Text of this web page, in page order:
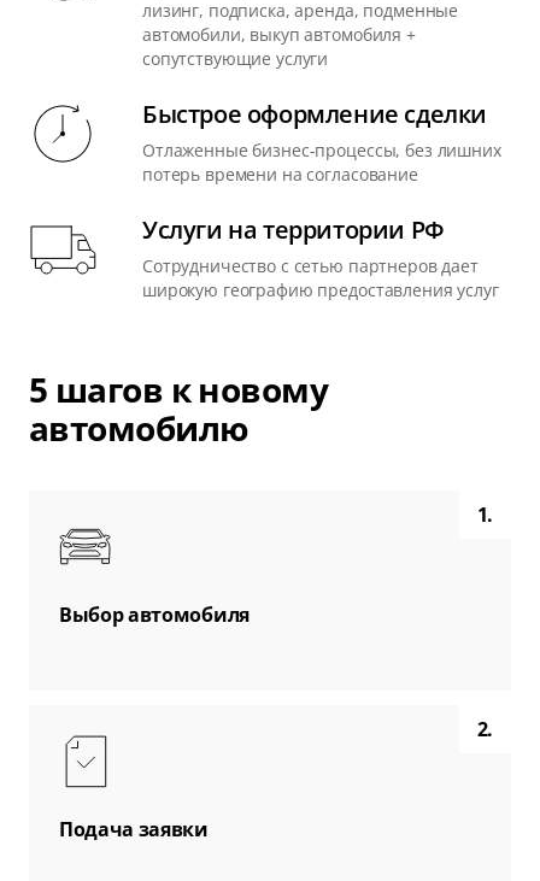
лизинг, подписка, аренда, подменные
автомобили, выкуп автомобиля +
сопутствующие услуги
Быстрое оформление сделки
Отлаженные бизнес-процессы, без лишних
потерь времени на согласование
Услуги на территории РФ
Сотрудничество с сетью партнеров дает
широкую географию предоставления услуг
5 шагов к новому
автомобилю
1.
Выбор автомобиля
2.
Подача заявки